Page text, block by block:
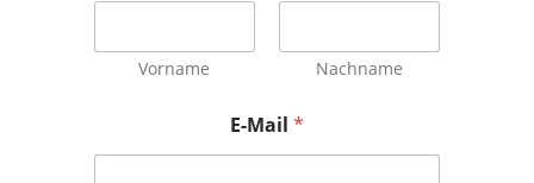
Vorname Nachname
E-Mail *